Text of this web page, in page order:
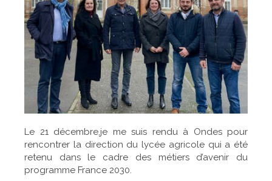
Le 21 décembre,je me suis rendu à Ondes pour
rencontrer la direction du lycée agricole qui a été
retenu dans le cadre des métiers d’avenir du
programme France 2030.